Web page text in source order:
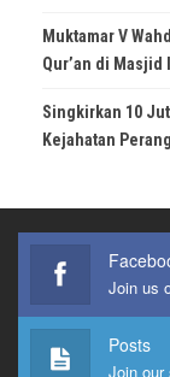
Muktamar V
Qur’an di Masjid
Singkirkan 10
Kejahatan
Join us
Posts
Join our